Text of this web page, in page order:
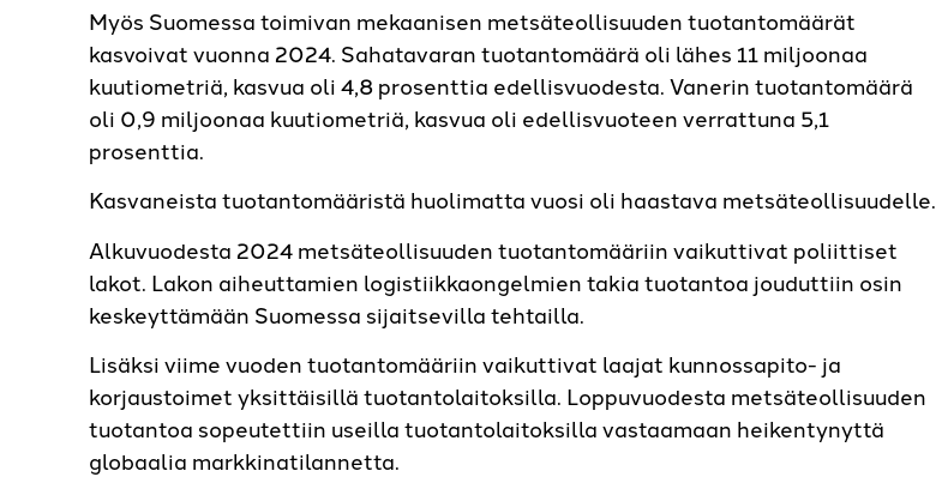
Myös Suomessa toimivan mekaanisen metsäteollisuuden tuotantomäärät
kasvoivat vuonna 2024. Sahatavaran tuotantomäärä oli lähes 11 miljoonaa
kuutiometriä, kasvua oli 4,8 prosenttia edellisvuodesta. Vanerin tuotantomäärä
oli 0,9 miljoonaa kuutiometriä, kasvua oli edellisvuoteen verrattuna 5,1
prosenttia.
Kasvaneista tuotantomääristä huolimatta vuosi oli haastava metsäteollisuudelle.
Alkuvuodesta 2024 metsäteollisuuden tuotantomääriin vaikuttivat poliittiset
lakot. Lakon aiheuttamien logistiikkaongelmien takia tuotantoa jouduttiin osin
keskeyttämään Suomessa sijaitsevilla tehtailla.
Lisäksi viime vuoden tuotantomääriin vaikuttivat laajat kunnossapito- ja
korjaustoimet yksittäisillä tuotantolaitoksilla. Loppuvuodesta metsäteollisuuden
tuotantoa sopeutettiin useilla tuotantolaitoksilla vastaamaan heikentynyttä
globaalia markkinatilannetta.